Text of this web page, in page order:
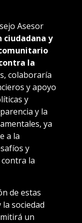
Asesor
y
la
colaboraría
y apoyo
y
y la
ya
a la
y
la
de estas
sociedad
un